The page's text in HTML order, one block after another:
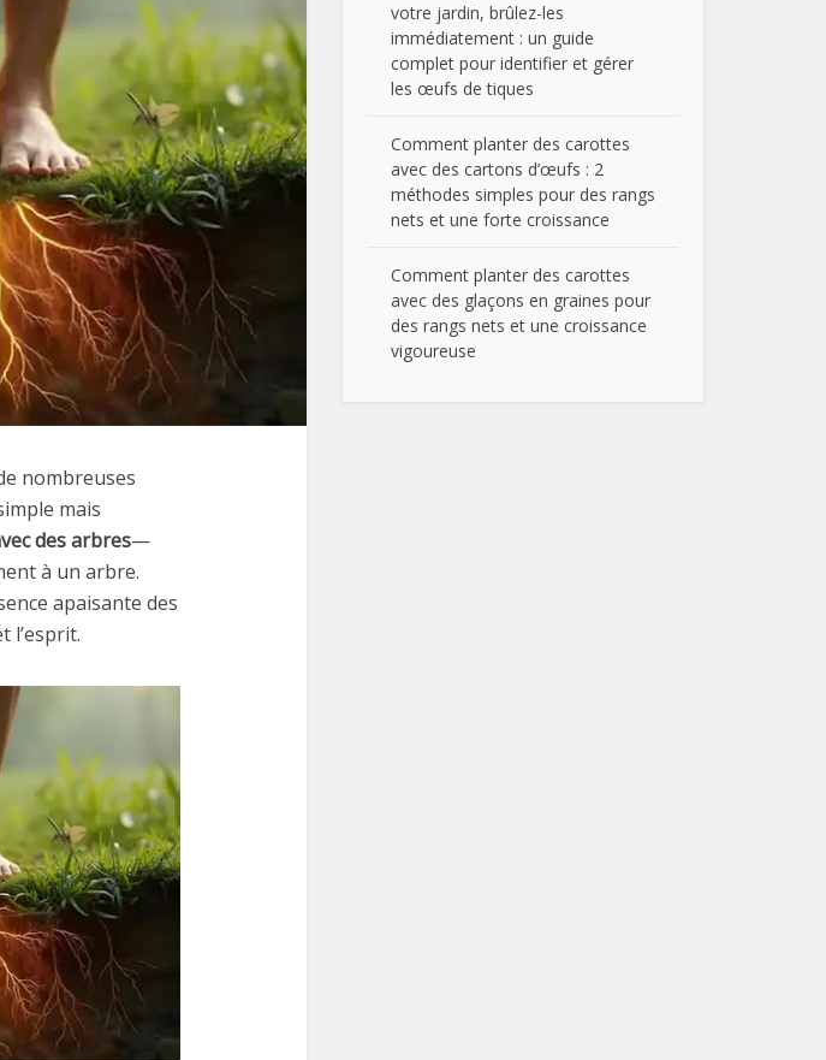
nombreuses
mais
des arbres—
à un arbre.
apaisante des
l’esprit.
votre jardin, brûlez-les
immédiatement : un guide
complet pour identifier et gérer
les œufs de tiques
Comment planter des carottes
avec des cartons d’œufs : 2
méthodes simples pour des rangs
nets et une forte croissance
Comment planter des carottes
avec des glaçons en graines pour
des rangs nets et une croissance
vigoureuse